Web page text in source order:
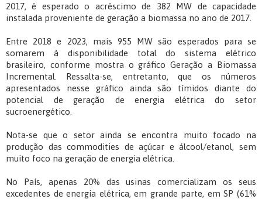
2017, é esperado o acréscimo de 382 MW de capacidade
instalada proveniente de geração a biomassa no ano de 2017.
Entre 2018 e 2023, mais 955 MW são esperados para se
somarem à disponibilidade total do sistema elétrico
brasileiro, conforme mostra o gráfico Geração a Biomassa
Incremental. Ressalta-se, entretanto, que os números
apresentados nesse gráfico ainda são tímidos diante do
potencial de geração de energia elétrica do setor
sucroenergético.
Nota-se que o setor ainda se encontra muito focado na
produção das commodities de açúcar e álcool/etanol, sem
muito foco na geração de energia elétrica.
No País, apenas 20% das usinas comercializam os seus
excedentes de energia elétrica, em grande parte, em SP (61%